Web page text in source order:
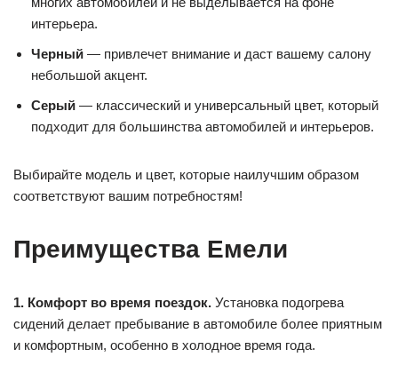
интерьера.
Черный — привлечет внимание и даст вашему салону
небольшой акцент.
Серый — классический и универсальный цвет, который
подходит для большинства автомобилей и интерьеров.
Выбирайте модель и цвет, которые наилучшим образом
соответствуют вашим потребностям!
Преимущества Емели
1. Комфорт во время поездок. Установка подогрева
сидений делает пребывание в автомобиле более приятным
и комфортным, особенно в холодное время года.